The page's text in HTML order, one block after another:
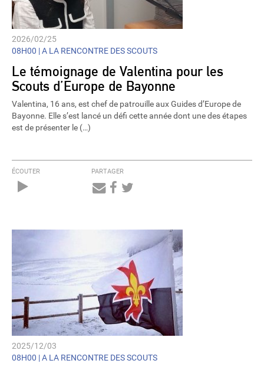
2026/02/25
08H00 |A LA RENCONTRE DES SCOUTS
Le témoignage de Valentina pour les
Scouts d’Europe de Bayonne
Valentina, 16 ans, est chef de patrouille aux Guides d’Europe de
Bayonne. Elle s’est lancé un défi cette année dont une des étapes
est de présenter le (…)
ÉCOUTER PARTAGER
2025/12/03
08H00 |A LA RENCONTRE DES SCOUTS